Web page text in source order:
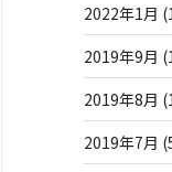
2022年1月
2019年9月
2019年8月
2019年7月